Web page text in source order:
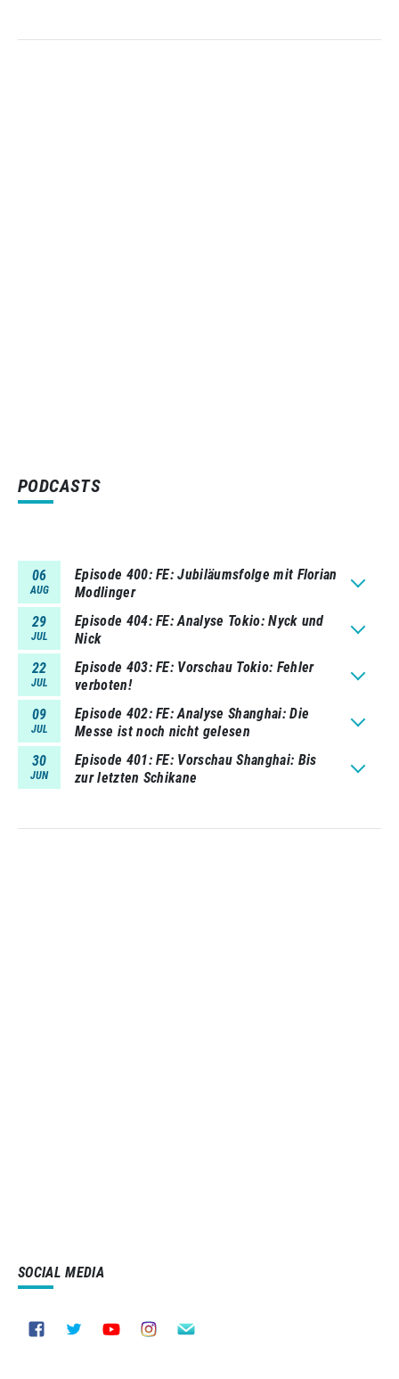
PODCASTS
06
AUG
Episode 400 FE: Jubiläumsfolge mit Florian
Modlinger
29
JUL
Episode 404 FE: Analyse Tokio: Nyck und
Nick
22
JUL
Episode 403 FE: Vorschau Tokio: Fehler
verboten!
09
JUL
Episode 402 FE: Analyse Shanghai: Die
Messe ist noch nicht gelesen
30
JUN
Episode 401 FE: Vorschau Shanghai: Bis
zur letzten Schikane
SOCIAL MEDIA